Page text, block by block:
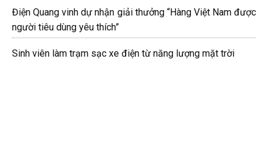
Điện Quang vinh dự nhận giải thưởng “Hàng Việt Nam được
người tiêu dùng yêu thích”
Sinh viên làm trạm sạc xe điện từ năng lượng mặt trời